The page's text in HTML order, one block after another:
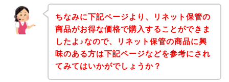
ちなみに下記ページより、リネット保管の
商品がお得な価格で購入することができま
したよ♪なので、リネット保管の商品に興
味のある方は下記ページなどを参考にされ
てみてはいかがでしょうか？